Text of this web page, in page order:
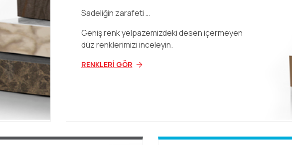
Sadeliğin zarafeti …
Geniş renk yelpazemizdeki desen içermeyen
düz renklerimizi inceleyin.
RENKLERİ GÖR